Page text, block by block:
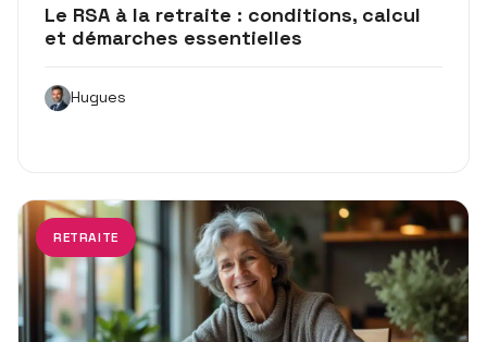
Le RSA à la retraite : conditions, calcul
et démarches essentielles
Hugues
RETRAITE